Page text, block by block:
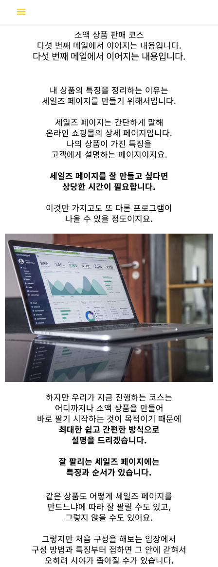
츠
메
소액 상품 판매 코스
다섯 번째 메일에서 이어지는 내용입니다.
다섯 번째 메일에서 이어지는 내용입니다.
내 상품의 특징을 정리하는 이유는
세일즈 페이지를 만들기 위해서입니다.
세일즈 페이지는 간단하게 말해
온라인 쇼핑몰의 상세 페이지입니다.
나의 상품이 가진 특징을
고객에게 설명하는 페이지이지요.
세일즈 페이지를 잘 만들고 싶다면
상당한 시간이 필요합니다.
이것만 가지고도 또 다른 프로그램이
나올 수 있을 정도이지요.
하지만 우리가 지금 진행하는 코스는
어디까지나 소액 상품을 만들어
바로 팔기 시작하는 것이 목적이기 때문에
최대한 쉽고 간편한 방식으로
설명을 드리겠습니다.
잘 팔리는 세일즈 페이지에는
특징과 순서가 있습니다.
같은 상품도 어떻게 세일즈 페이지를
만드느냐에 따라 잘 팔릴 수도 있고,
그렇지 않을 수도 있어요.
그렇지만 처음 구성을 해보는 입장에서
구성 방법과 특징부터 접하면 그 안에 갇혀서
오히려 시야가 좁아질 수가 있습니다.